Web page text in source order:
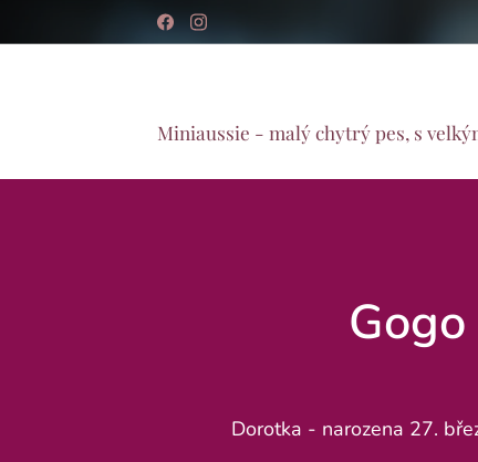
Miniaussie - malý chytrý pes, s
Dorotka - narozena 27.